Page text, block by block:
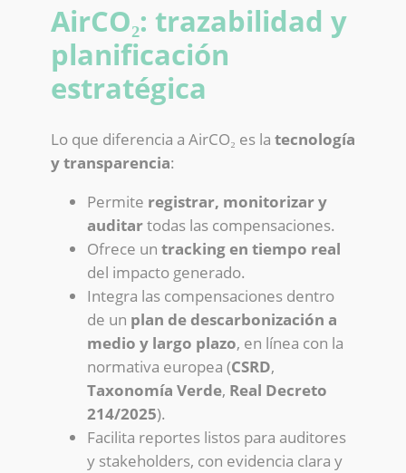
AirCO₂: trazabilidad y
planificación
estratégica
Lo que diferencia a AirCO₂ es la tecnología
y transparencia:
Permite registrar, monitorizar y
auditartodas las compensaciones.
Ofrece un tracking en tiempo real
del impacto generado.
Integra las compensaciones dentro
de un plan de descarbonización a
medio y largo plazo, en línea con la
normativa europea (CSRD,
Taxonomía Verde, Real Decreto
214/2025).
Facilita reportes listos para auditores
y stakeholders, con evidencia clara y